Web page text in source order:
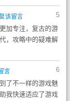
5
该留言
加专注，复古的游
，攻略中的疑难解
6
言
了不一样的游戏魅
我快速适应了游戏